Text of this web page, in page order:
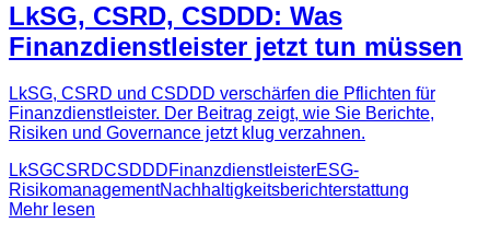
LkSG, CSRD, CSDDD: Was
Finanzdienstleister jetzt tun müssen
LkSG, CSRD und CSDDD verschärfen die Pflichten für
Finanzdienstleister. Der Beitrag zeigt, wie Sie Berichte,
Risiken und Governance jetzt klug verzahnen.
LkSGCSRDCSDDDFinanzdienstleisterESG-
RisikomanagementNachhaltigkeitsberichterstattung
Mehr lesen